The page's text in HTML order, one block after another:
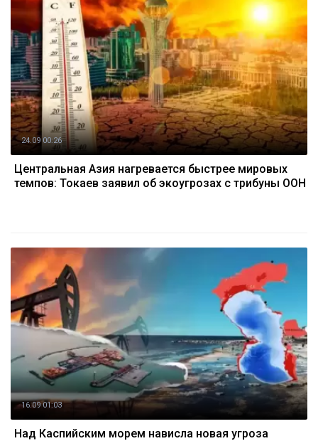
24.09 00:26
Центральная Азия нагревается быстрее мировых
темпов: Токаев заявил об экоугрозах с трибуны ООН
16.09 01:03
Над Каспийским морем нависла новая угроза